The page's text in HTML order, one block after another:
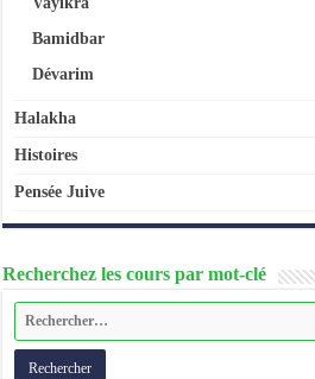
Bamidbar
Dévarim
Halakha
Histoires
Pensée Juive
Recherchez les cours par mot-clé